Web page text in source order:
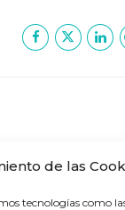
de las
tecnologías como